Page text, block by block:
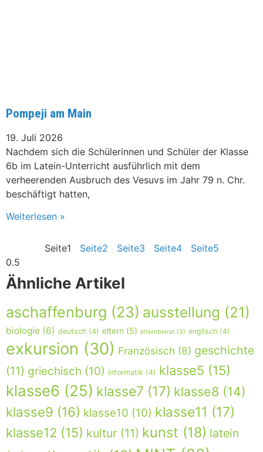
Pompeji am Main
19. Juli 2026
Nachdem sich die Schülerinnen und Schüler der Klasse
6b im Latein-Unterricht ausführlich mit dem
verheerenden Ausbruch des Vesuvs im Jahr 79 n. Chr.
beschäftigt hatten,
Weiterlesen »
Seite1 Seite2 Seite3 Seite4 Seite5
Ähnliche Artikel
aschaffenburg (23) ausstellung (21)
biologie (6) deutsch (4) eltern (5) elternbeirat (3) englisch (4)
exkursion (30) Französisch (8) geschichte
(11) griechisch (10) informatik (4) klasse5 (15)
klasse6 (25) klasse7 (17) klasse8 (14)
klasse9 (16) klasse10 (10) klasse11 (17)
klasse12 (15) kultur (11) kunst (18) latein